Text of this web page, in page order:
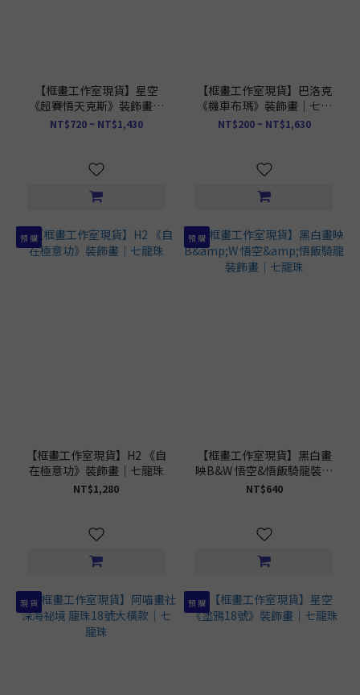
【框畫工作室現貨】星空
《超賽悟天克斯》裝飾畫｜
七龍珠
NT$720 ~ NT$1,430
【框畫工作室現貨】巴洛克
《機車布瑪》裝飾畫｜七龍
珠
NT$200 ~ NT$1,630
預 購
【框畫工作室現貨】H2 《自
在極意功》裝飾畫｜七龍珠
NT$1,280
預 購
【框畫工作室現貨】黑白畫
映B&W 悟空&悟飯騎龍裝飾
畫｜七龍珠
NT$640
現 貨 預 購